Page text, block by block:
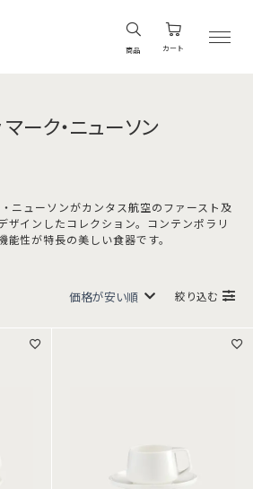
商品 カート
ーク・ニューソン
ニューソンがカンタス航空のファースト及
ザインしたコレクション。コンテンポラリ
性が特長の美しい食器です。
絞り込む